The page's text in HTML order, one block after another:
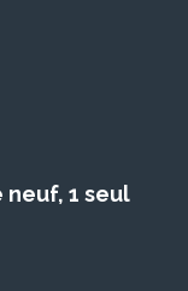
neuf, 1 seul